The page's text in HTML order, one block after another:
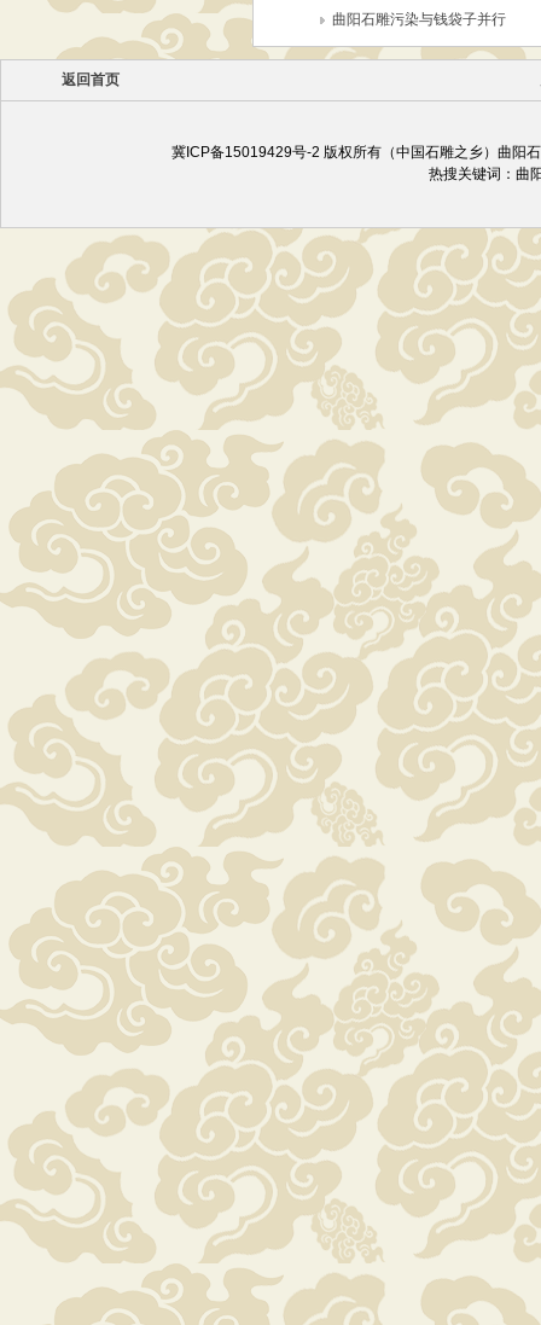
曲阳石雕污染与钱袋子并行
返回首页
冀ICP备15019429号-2 版权所有（中国石雕之乡）曲阳
热搜关键词： 曲